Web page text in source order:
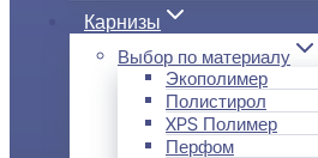
Карнизы
Выбор по материалу
Экополимер
Полистирол
XPS Полимер
Перфом